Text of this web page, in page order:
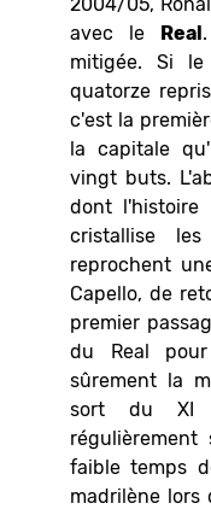
avec le Real
mitigée. Si
quatorze
c'est la
la capitale
vingt buts.
dont l'histoire
cristallise
reprochent
Capello, de
premier
du Real
sûrement la
sort du XI
faible temps
madrilène lors